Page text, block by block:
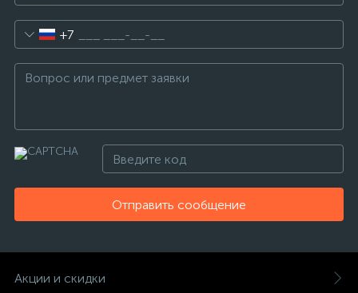
+7
Отправить сообщение
Акции и скидки